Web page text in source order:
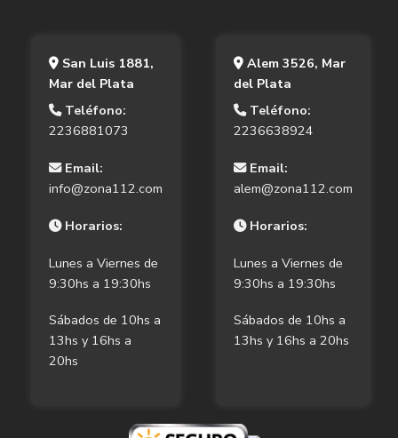
San Luis 1881,
Mar del Plata
Teléfono:
2236881073
Email:
info@zona112.com
Horarios:
Lunes a Viernes de
9:30hs a 19:30hs
Sábados de 10hs a
13hs y 16hs a
20hs
Alem 3526, Mar
del Plata
Teléfono:
2236638924
Email:
alem@zona112.com
Horarios:
Lunes a Viernes de
9:30hs a 19:30hs
Sábados de 10hs a
13hs y 16hs a 20hs